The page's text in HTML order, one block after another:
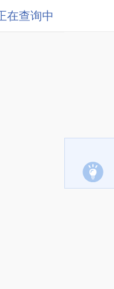
在查询中